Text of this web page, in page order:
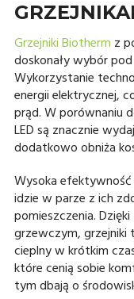
Grzejniki Biotherm z
doskonały wybór
Wykorzystanie
energii elektrycznej,
prąd. W porównaniu
LED są znacznie
dodatkowo obniża
Wysoka
idzie w parze z ich
pomieszczenia.
grzewczym,
cieplny w krótkim
które cenią sobie
tym dbają o